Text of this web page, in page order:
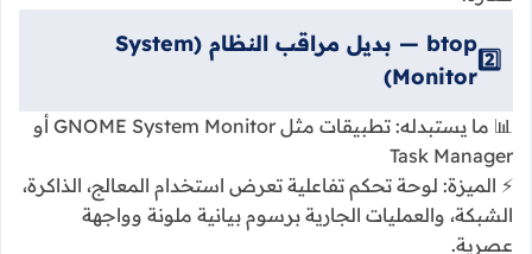
2️⃣
btop — بديل مراقب النظام (System
Monitor)
📊 ما يستبدله: تطبيقات مثل GNOME System Monitor أو
Task Manager
⚡ الميزة: لوحة تحكم تفاعلية تعرض استخدام المعالج، الذاكرة،
الشبكة، والعمليات الجارية برسوم بيانية ملونة وواجهة
عصرية.